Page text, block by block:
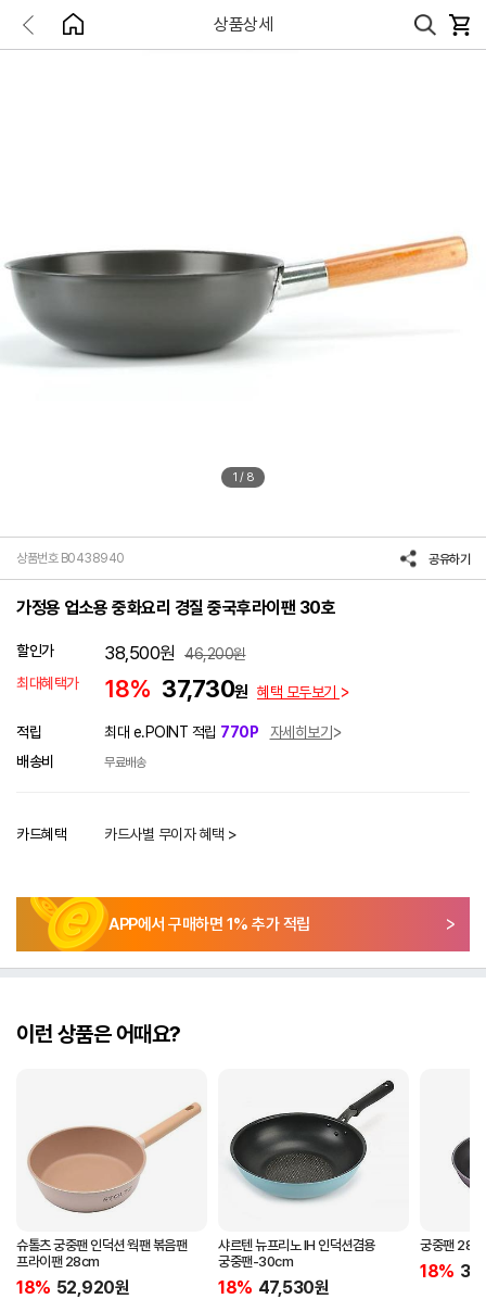
상품상세
1 / 8
상품번호 B0438940 공유하기
가정용 업소용 중화요리 경질 중국후라이팬 30호
할인가 38,500원 46,200원
최대혜택가
18% 37,730원 혜택 모두보기
적립 최대 e.POINT 적립 770P
자세히보기
배송비
무료배송
카드혜택 카드사별 무이자 혜택 >
APP에서 구매하면 1% 추가 적립
이런 상품은 어때요?
슈톨츠 궁중팬 인덕션 웍팬 볶음팬
프라이팬 28cm
18% 52,920원
샤르텐 뉴프리노 IH 인덕션겸용
궁중팬-30cm
18% 47,530원
궁중팬
18%